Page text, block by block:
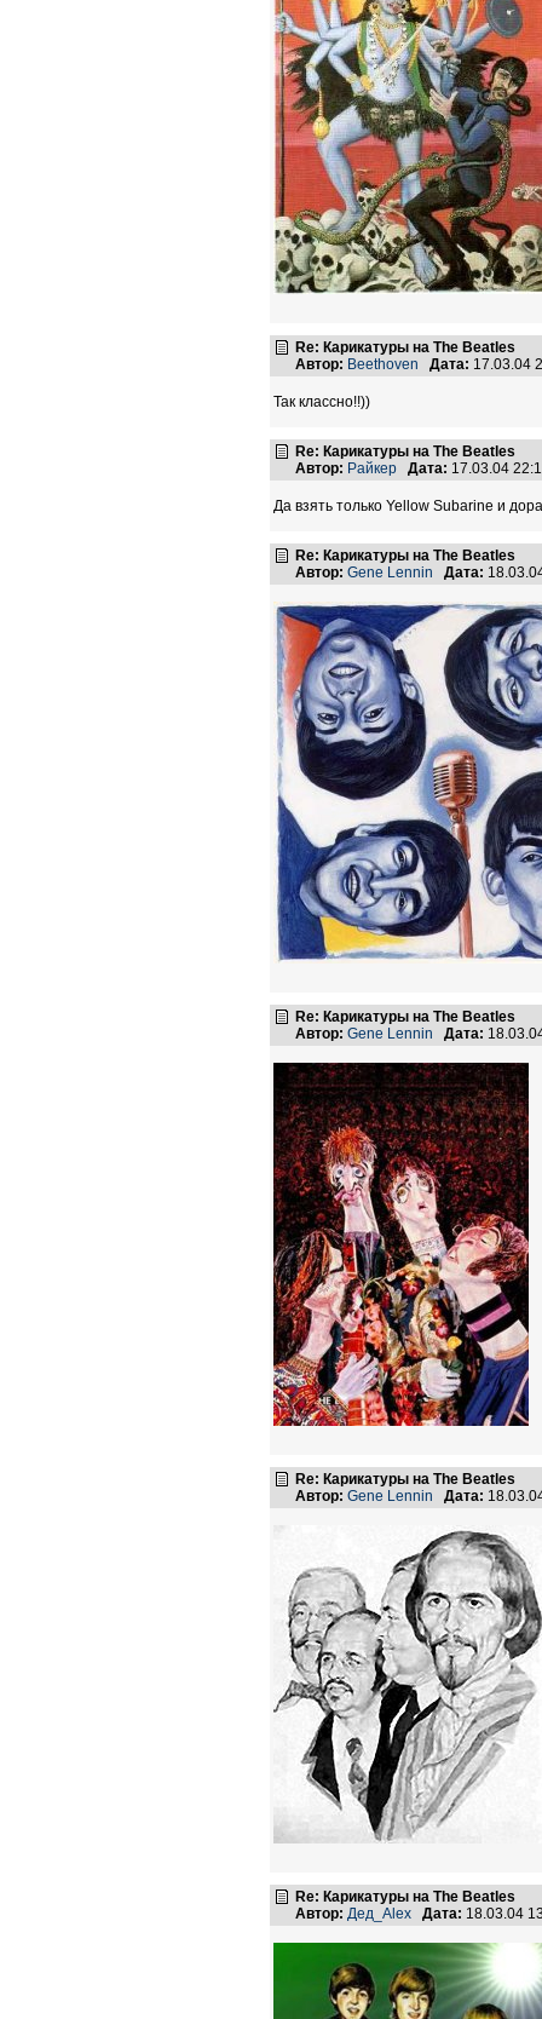
Re: Карикатуры на The Beatles
Автор: Beethoven Дата: 17.03.04
Так классно!!))
Re: Карикатуры на The Beatles
Автор: Райкер Дата: 17.03.04
Да взять только Yellow Subarine и
Re: Карикатуры на The Beatles
Автор: Gene Lennin Дата:
Re: Карикатуры на The Beatles
Автор: Gene Lennin Дата:
Re: Карикатуры на The Beatles
Автор: Gene Lennin Дата:
Re: Карикатуры на The Beatles
Автор: Дед_Alex Дата: 18.03.04